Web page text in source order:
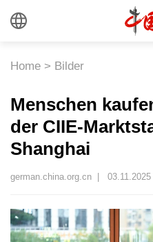
Home > Bilder
Menschen
der CIIE-
Shanghai
german.china.org.cn | 03.11.2025